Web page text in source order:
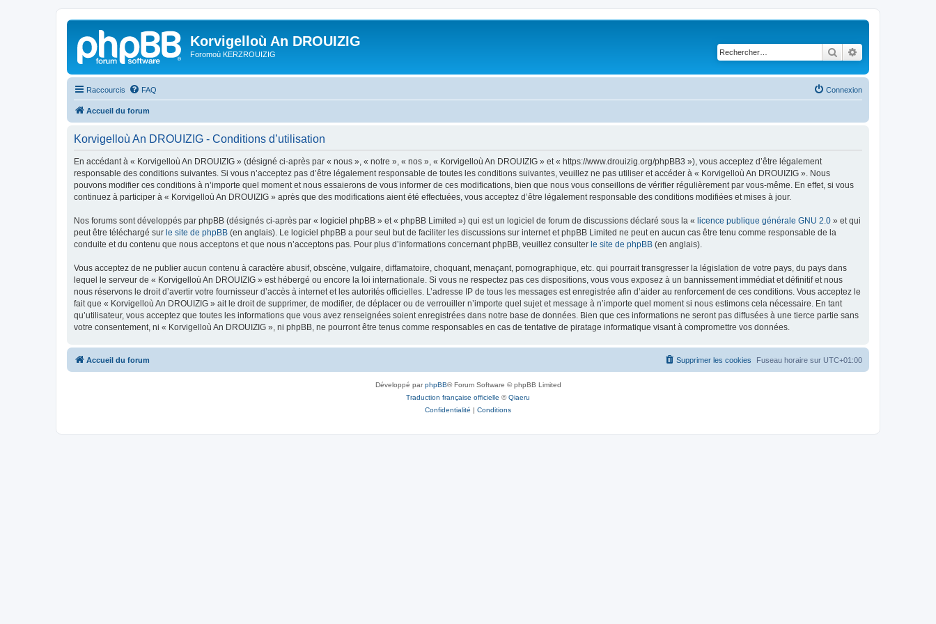
Korvigelloù An DROUIZIG
Foromoù KERZROUIZIG Rechercher
Raccourcis FAQ Connexion
Accueil du forum
Korvigelloù An DROUIZIG - Conditions d’utilisation
En accédant à « Korvigelloù An DROUIZIG » (désigné ci-après par « nous », « notre », « nos », « Korvigelloù An DROUIZIG » et « https://www.drouizig.org/phpBB3 »), vous acceptez d’être légalement
responsable des conditions suivantes. Si vous n’acceptez pas d’être légalement responsable de toutes les conditions suivantes, veuillez ne pas utiliser et accéder à « Korvigelloù An DROUIZIG ». Nous
pouvons modifier ces conditions à n’importe quel moment et nous essaierons de vous informer de ces modifications, bien que nous vous conseillons de vérifier régulièrement par vous-même. En effet, si vous
continuez à participer à « Korvigelloù An DROUIZIG » après que des modifications aient été effectuées, vous acceptez d’être légalement responsable des conditions modifiées et mises à jour.
Nos forums sont développés par phpBB (désignés ci-après par « logiciel phpBB » et « phpBB Limited ») qui est un logiciel de forum de discussions déclaré sous la « licence publique générale GNU 2.0 » et qui
peut être téléchargé sur le site de phpBB (en anglais). Le logiciel phpBB a pour seul but de faciliter les discussions sur internet et phpBB Limited ne peut en aucun cas être tenu comme responsable de la
conduite et du contenu que nous acceptons et que nous n’acceptons pas. Pour plus d’informations concernant phpBB, veuillez consulter le site de phpBB (en anglais).
Vous acceptez de ne publier aucun contenu à caractère abusif, obscène, vulgaire, diffamatoire, choquant, menaçant, pornographique, etc. qui pourrait transgresser la législation de votre pays, du pays dans
lequel le serveur de « Korvigelloù An DROUIZIG » est hébergé ou encore la loi internationale. Si vous ne respectez pas ces dispositions, vous vous exposez à un bannissement immédiat et définitif et nous
nous réservons le droit d’avertir votre fournisseur d’accès à internet et les autorités officielles. L’adresse IP de tous les messages est enregistrée afin d’aider au renforcement de ces conditions. Vous acceptez le
fait que « Korvigelloù An DROUIZIG » ait le droit de supprimer, de modifier, de déplacer ou de verrouiller n’importe quel sujet et message à n’importe quel moment si nous estimons cela nécessaire. En tant
qu’utilisateur, vous acceptez que toutes les informations que vous avez renseignées soient enregistrées dans notre base de données. Bien que ces informations ne seront pas diffusées à une tierce partie sans
votre consentement, ni « Korvigelloù An DROUIZIG », ni phpBB, ne pourront être tenus comme responsables en cas de tentative de piratage informatique visant à compromettre vos données.
Accueil du forum Fuseau horaire sur UTC+01:00
Supprimer les cookies
Développé parphpBB® Forum Software © phpBB Limited
Traduction française officielle ©Qiaeru
Confidentialité | Conditions